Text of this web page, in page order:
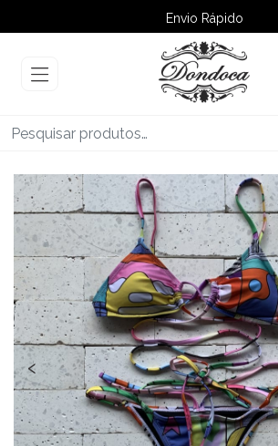
Envio Rápido
➚ Ofertas– Até 60% OFF
‹